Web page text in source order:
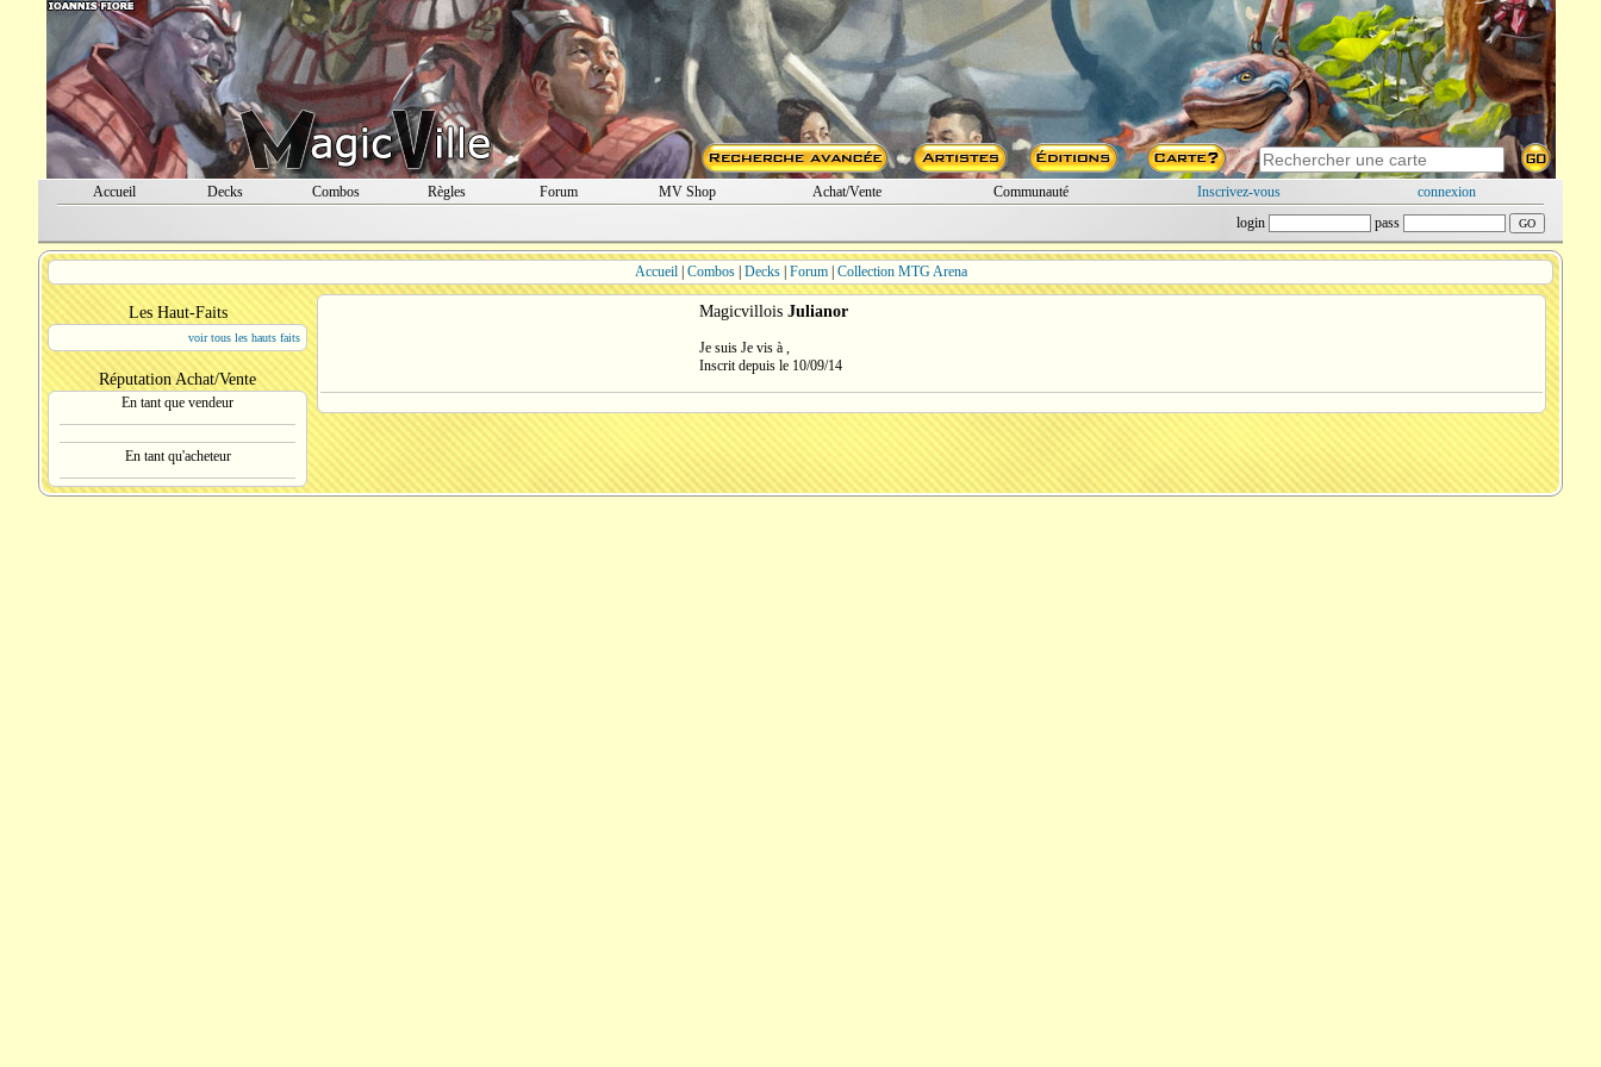
Accueil Decks Combos Règles Forum MV Shop Achat/Vente Communauté Inscrivez-vous
connexion
login
pass
Accueil| Combos| Decks| Forum| Collection MTG Arena
Les Haut-Faits
voir tous les hauts faits
Réputation Achat/Vente
En tant que vendeur
En tant qu'acheteur
Magicvillois Julianor
Je suis Je vis à ,
Inscrit depuis le 10/09/14